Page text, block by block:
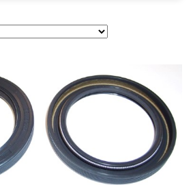
1994 1993